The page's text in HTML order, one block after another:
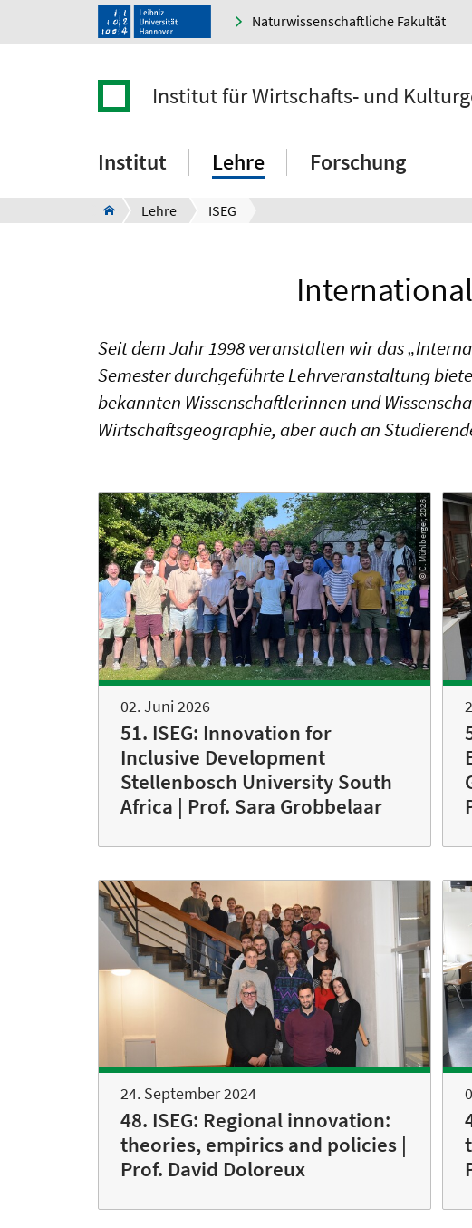
Naturwissenschaftliche Fakultät
Institut für Wirtschafts- und
Institut Lehre Forschung
Lehre ISEG
Seit dem Jahr 1998 veranstalten wir das
Semester durchgeführte Lehrveranstaltung
bekannten Wissenschaftlerinnen und
Wirtschaftsgeographie, aber auch an
© C. Mühlberger, 2026
02. Juni 2026
51. ISEG: Innovation for
Inclusive Development
Stellenbosch University South
Africa | Prof. Sara Grobbelaar
24. September 2024
48. ISEG: Regional innovation:
theories, empirics and policies |
Prof. David Doloreux